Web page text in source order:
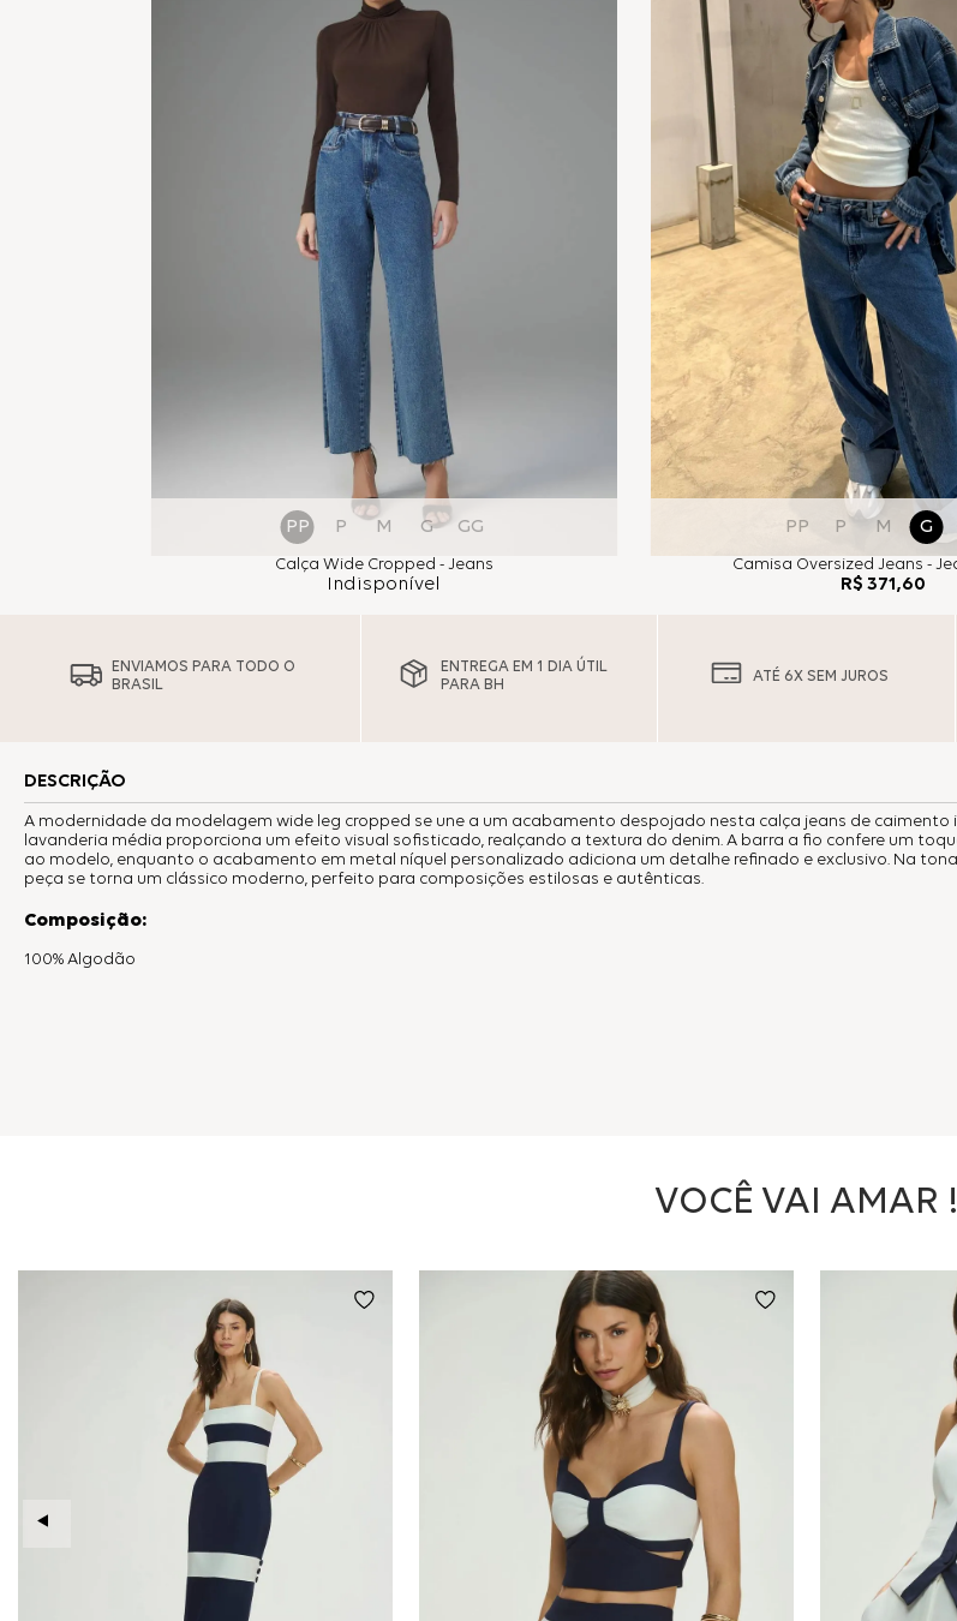
PP P M G GG
Calça Wide Cropped - Jeans
Indisponível
PP P M G
Camisa Oversized Jeans -
R$ 371,60
ENVIAMOS PARA TODO O
BRASIL
ENTREGA EM 1 DIA ÚTIL
PARA BH
ATÉ 6X SEM JUROS
DESCRIÇÃO
A modernidade da modelagem wide leg cropped se une a um acabamento despojado nesta calça jeans de caimento
lavanderia média proporciona um efeito visual sofisticado, realçando a textura do denim. A barra a fio confere um
ao modelo, enquanto o acabamento em metal níquel personalizado adiciona um detalhe refinado e exclusivo. Na
peça se torna um clássico moderno, perfeito para composições estilosas e autênticas.
Composição:
100% Algodão
VOCÊ VAI AMAR !